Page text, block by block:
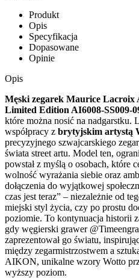
Produkt
Opis
Specyfikacja
Dopasowane
Opinie
Opis
Męski zegarek Maurice
Limited Edition AI6008-SS009-
które można nosić na nadgarstku.
współpracy z brytyjskim artystą
precyzyjnego szwajcarskiego
świata street artu. Model ten,
powstał z myślą o osobach, które
wolność wyrażania siebie oraz
dołączenia do wyjątkowej
czas jest teraz” – niezależnie od
miejski styl życia, czy po prostu
poziomie. To kontynuacja historii
gdy węgierski grawer
zaprezentował go światu,
między zegarmistrzostwem a
AIKON, unikalne wzory Wotto
wyższy poziom.